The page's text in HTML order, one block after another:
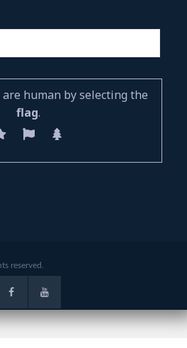
are human by selecting the
flag.
reserved.